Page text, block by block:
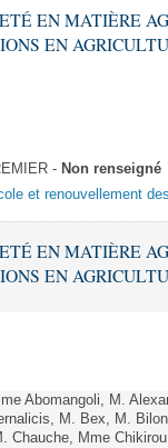
EN MATIÈRE
EN
- Non renseigné
et renouvellement
EN MATIÈRE
EN
Abomangoli, M.
M. Bex, M.
Chauche, Mme